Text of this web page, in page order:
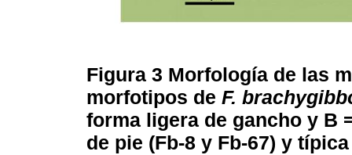
Figura 3 Morfología de las
morfotipos de F.
forma ligera de gancho y B
de pie (Fb-8 y Fb-67) y